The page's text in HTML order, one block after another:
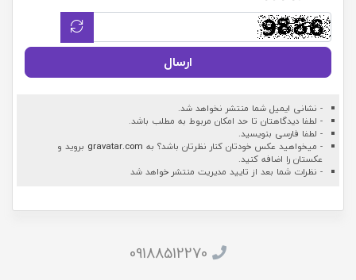
ارسال
- نشانی ایمیل شما منتشر نخواهد شد.
- لطفا دیدگاهتان تا حد امکان مربوط به مطلب باشد.
- لطفا فارسی بنویسید.
- میخواهید عکس خودتان کنار نظرتان باشد؟ به gravatar.com بروید و
عکستان را اضافه کنید.
- نظرات شما بعد از تایید مدیریت منتشر خواهد شد
09188512270